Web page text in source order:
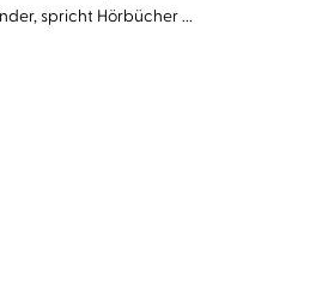
spricht Hörbücher ...